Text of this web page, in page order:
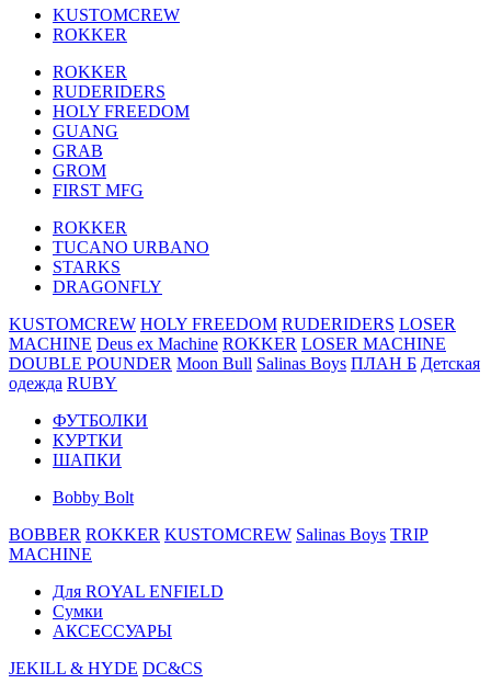
KUSTOMCREW
ROKKER
ROKKER
RUDERIDERS
HOLY FREEDOM
GUANG
GRAB
GROM
FIRST MFG
ROKKER
TUCANO URBANO
STARKS
DRAGONFLY
KUSTOMCREW HOLY FREEDOM RUDERIDERS LOSER
MACHINE Deus ex Machine ROKKER LOSER MACHINE
DOUBLE POUNDER Moon Bull Salinas Boys ПЛАН Б Детская
одежда RUBY
ФУТБОЛКИ
КУРТКИ
ШАПКИ
Bobby Bolt
BOBBER ROKKER KUSTOMCREW Salinas Boys TRIP
MACHINE
Для ROYAL ENFIELD
Сумки
АКСЕССУАРЫ
JEKILL & HYDE DC&CS